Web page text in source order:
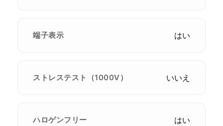
端子表示 はい
ストレステスト（1000V） いいえ
ハロゲンフリー はい